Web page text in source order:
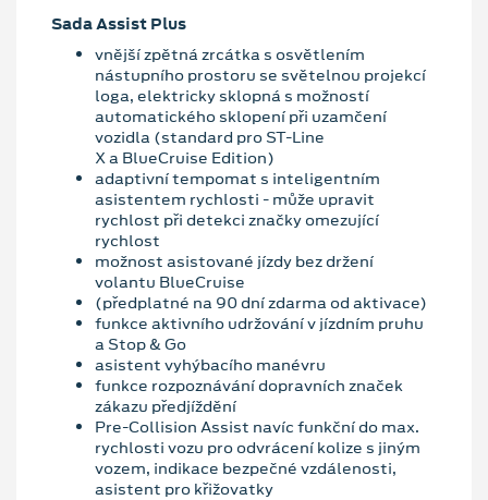
Sada Assist Plus
vnější zpětná zrcátka s osvětlením
nástupního prostoru se světelnou projekcí
loga, elektricky sklopná s možností
automatického sklopení při uzamčení
vozidla (standard pro ST-Line
X a BlueCruise Edition)
adaptivní tempomat s inteligentním
asistentem rychlosti - může upravit
rychlost při detekci značky omezující
rychlost
možnost asistované jízdy bez držení
volantu BlueCruise
(předplatné na 90 dní zdarma od aktivace)
funkce aktivního udržování v jízdním pruhu
a Stop & Go
asistent vyhýbacího manévru
funkce rozpoznávání dopravních značek
zákazu předjíždění
Pre-Collision Assist navíc funkční do max.
rychlosti vozu pro odvrácení kolize s jiným
vozem, indikace bezpečné vzdálenosti,
asistent pro křižovatky